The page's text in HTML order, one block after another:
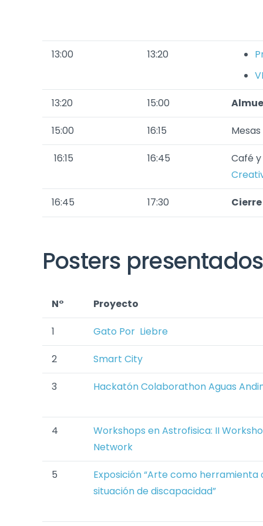
13:00 13:20
13:20 15:00
15:00 16:15
16:15 16:45 Café
16:45 17:30
Posters presentados
N° Proyecto
1 Gato Por Liebre
2 Smart City
3 Hackatón Colaborathon Aguas
4
Workshops en Astrofisica: II
Network
5
Exposición “Arte como herramienta
situación de discapacidad”